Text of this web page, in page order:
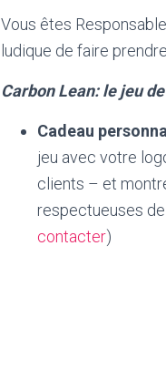
Vous êtes
ludique de faire
Carbon Lean: le jeu
Cadeau
jeu avec votre
clients – et
respectueuses de
contacter)